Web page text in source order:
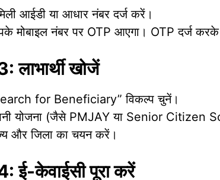
आईडी या आधार नंबर दर्ज करें।
मोबाइल नंबर पर OTP आएगा। OTP दर्ज करके
लाभार्थी खोजें
for Beneficiary” विकल्प चुनें।
योजना (जैसे PMJAY या Senior Citizen
और जिला का चयन करें।
ई-केवाईसी पूरा करें